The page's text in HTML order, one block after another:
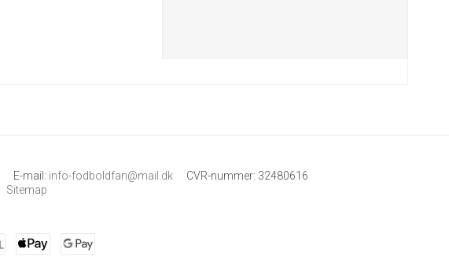
E-mail : info-fodboldfan@mail.dk CVR-nummer: 32480616
Sitemap